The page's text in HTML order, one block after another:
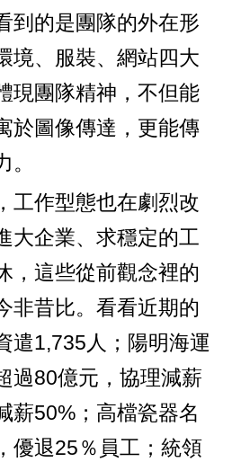
到的是團隊的外在形
境、服裝、網站四大
現團隊精神，不但能
於圖像傳達，更能傳
工作型態也在劇烈改
大企業、求穩定的工
，這些從前觀念裡的
非昔比。看看近期的
遣1,735人；陽明海運
過80億元，協理減薪
薪50%；高檔瓷器名
優退25％員工；統領